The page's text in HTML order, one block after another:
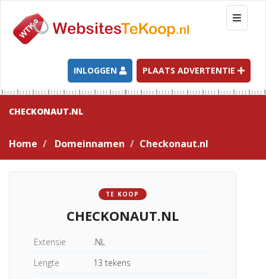
T
o
g
l
e
n
a
t
INLOGGEN PLAATS ADVERTENTIE
CHECKONAUT.NL
Home Domeinnamen Checkonaut.nl
TE KOOP
CHECKONAUT.NL
Extensie
.NL
Lengte
13 tekens